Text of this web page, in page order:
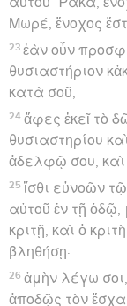
Μωρέ, ἔνοχος
23 ἐὰν οὖν
θυσιαστήριον
κατὰ σοῦ,
24 ἄφες ἐκεῖ τὸ
θυσιαστηρίου
ἀδελφῷ σου, καὶ
25 ἴσθι εὐνοῶν
αὐτοῦ ἐν τῇ
κριτῇ, καὶ ὁ
βληθήσῃ·
26 ἀμὴν λέγω
ἀποδῷς τὸν